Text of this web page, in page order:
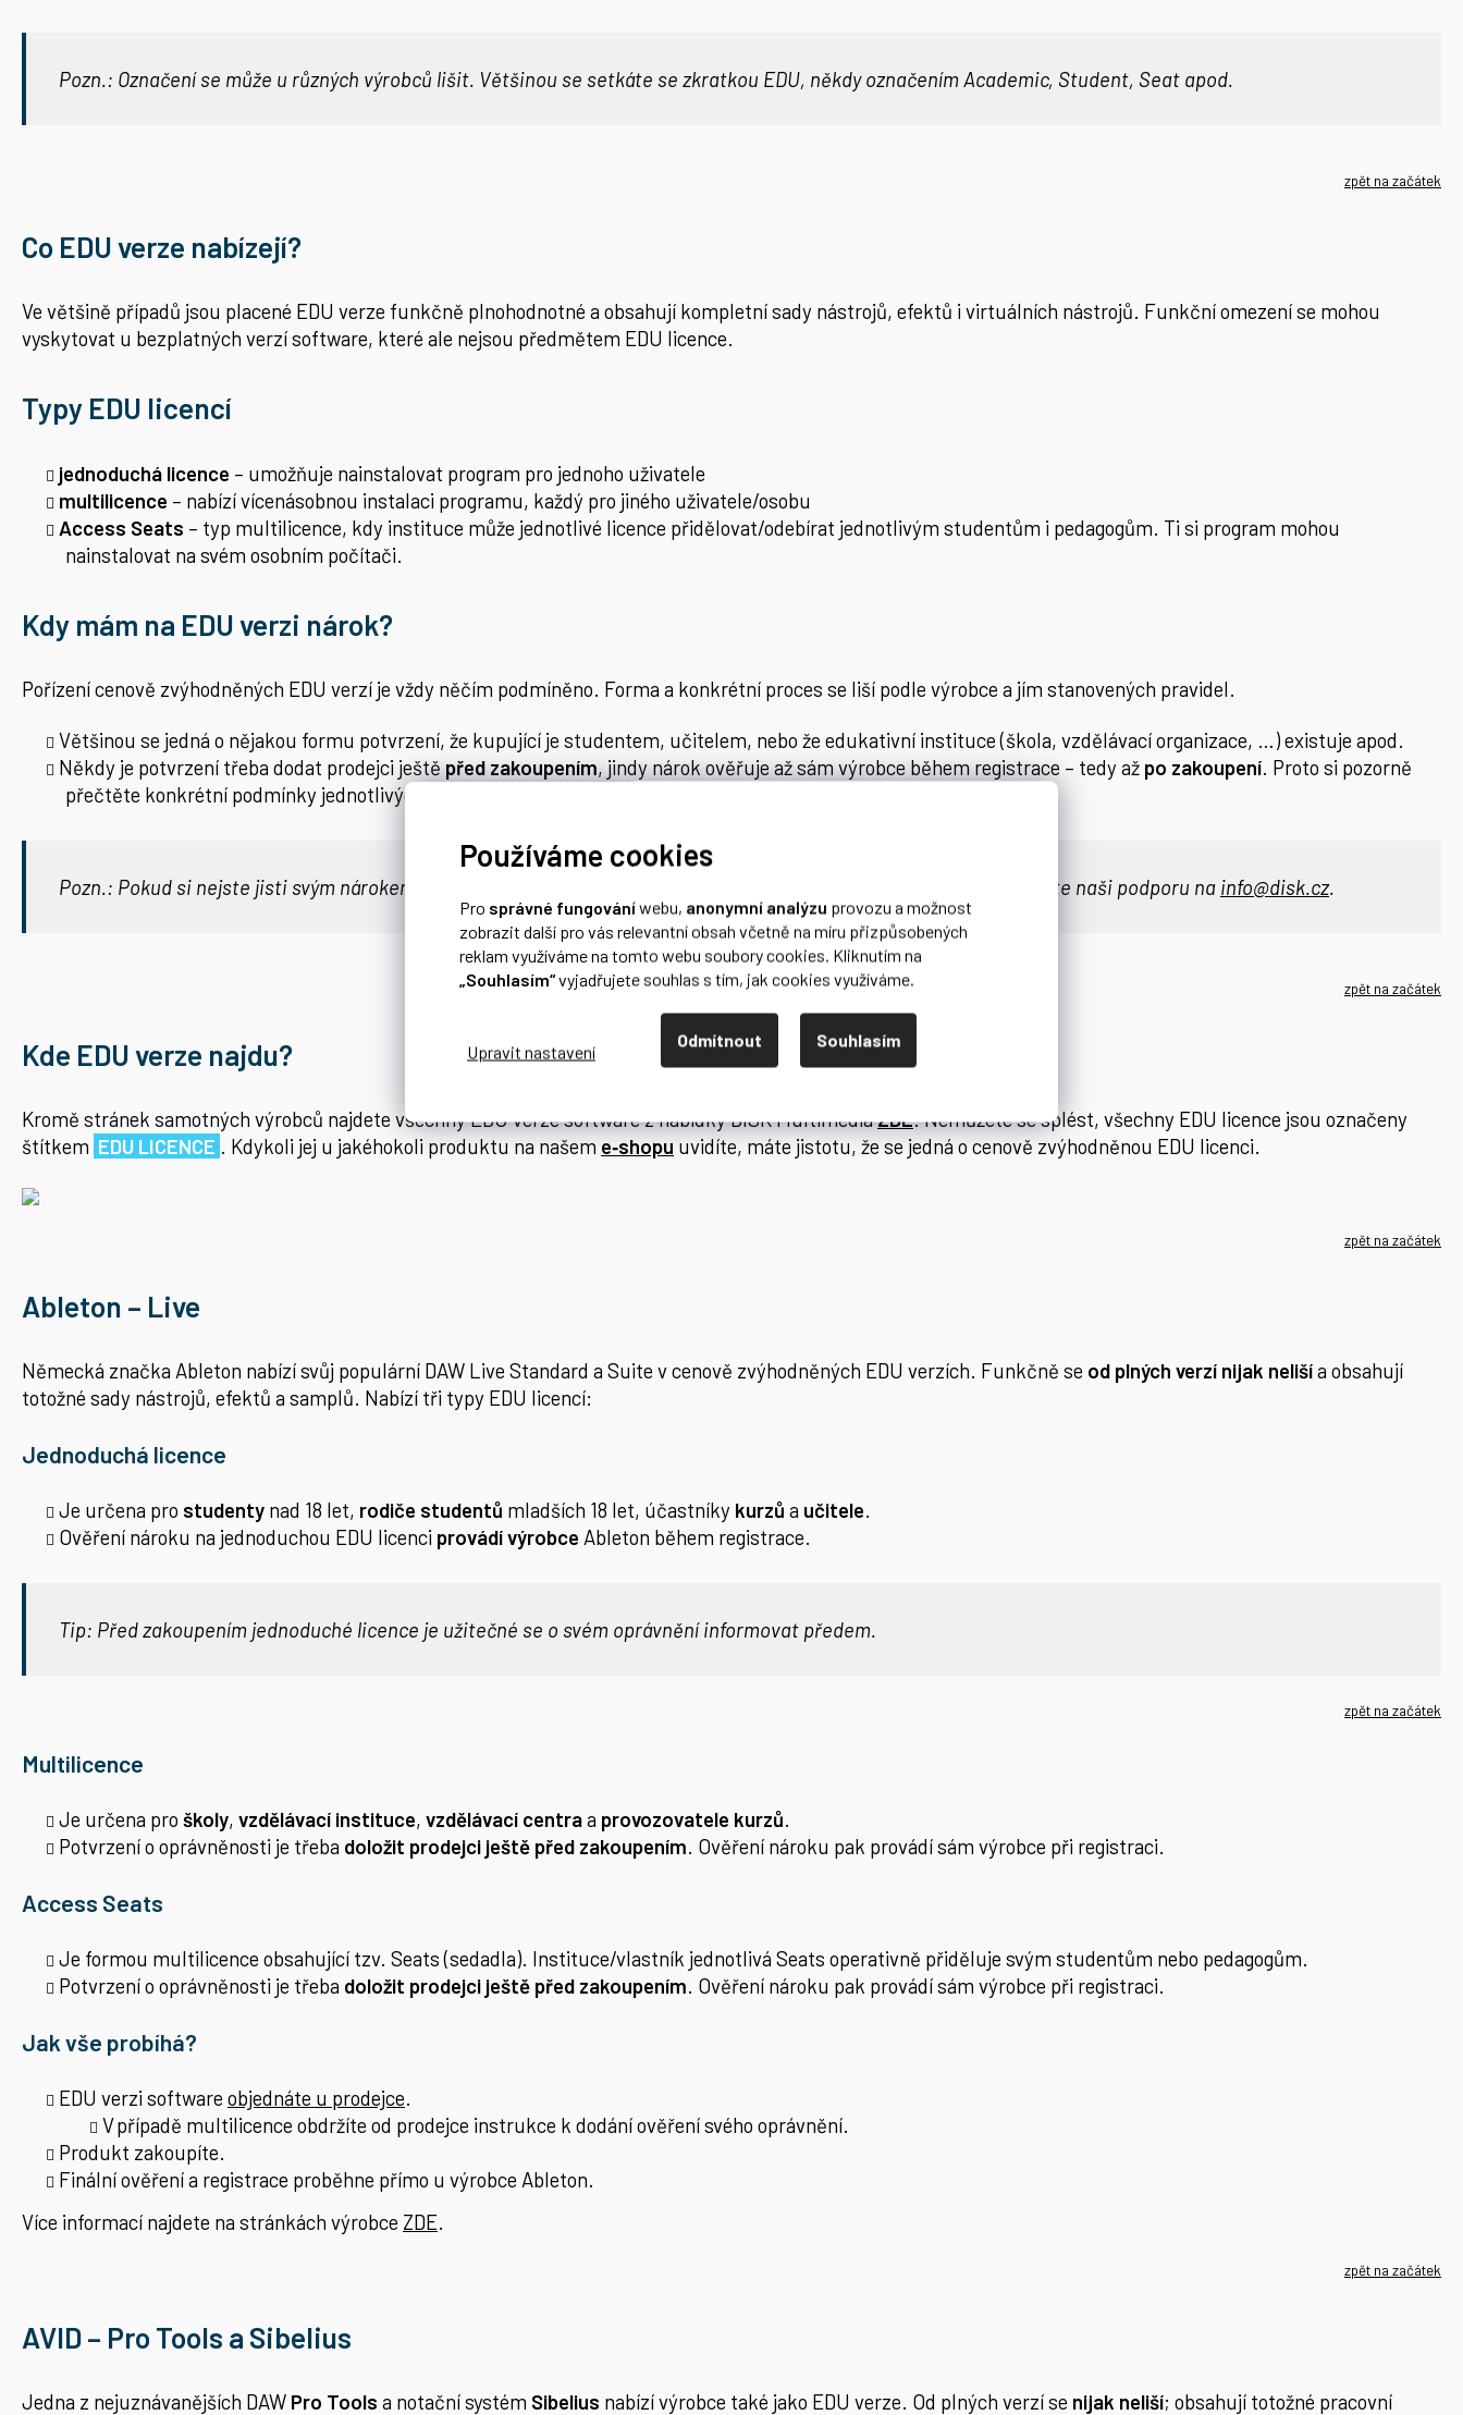
Používáme cookies
Pro správné fungováníwebu, anonymní analýzu provozu a možnost
zobrazit další pro vás relevantní obsah včetně na míru přizpůsobených
reklam využíváme na tomto webu soubory cookies. Kliknutím na
„Souhlasím“vyjadřujete souhlas s tím, jak cookies využíváme.
Odmítnout Souhlasím
Pozn.: Označení se může u různých výrobců lišit. Většinou se setkáte se zkratkou EDU, někdy označením Academic, Student, Seat apod.
zpět na začátek
Co EDU verze nabízejí?
Ve většině případů jsou placené EDU verze funkčně plnohodnotné a obsahují kompletní sady nástrojů, efektů i virtuálních nástrojů. Funkční omezení se mohou
vyskytovat u bezplatných verzí software, které ale nejsou předmětem EDU licence.
Typy EDU licencí
jednoduchá licence – umožňuje nainstalovat program pro jednoho uživatele
multilicence – nabízí vícenásobnou instalaci programu, každý pro jiného uživatele/osobu
Access Seats – typ multilicence, kdy instituce může jednotlivé licence přidělovat/odebírat jednotlivým studentům i pedagogům. Ti si program mohou
nainstalovat na svém osobním počítači.
Kdy mám na EDU verzi nárok?
Pořízení cenově zvýhodněných EDU verzí je vždy něčím podmíněno. Forma a konkrétní proces se liší podle výrobce a jím stanovených pravidel.
Většinou se jedná o nějakou formu potvrzení, že kupující je studentem, učitelem, nebo že edukativní instituce (škola, vzdělávací organizace, …) existuje apod.
Někdy je potvrzení třeba dodat prodejci ještěpřed zakoupením, jindy nárok ověřuje až sám výrobce během registrace – tedy až po zakoupení. Proto si pozorně
přečtěte konkrétní podmínky jednotlivých výrobců a značek v následujících odstavcích.
Pozn.: Pokud si nejste jisti svým nárokem na EDU verzi, při nákupu nepoužívejte a předem kontaktujte naši podporu na info@disk.cz.
zpět na začátek
Kde EDU verze najdu?
Kromě stránek samotných výrobců najdete všechny EDU verze software z nabídky DISK MultimediaZDE. Nemůžete se splést, všechny EDU licence jsou označeny
štítkem EDU LICENCE . Kdykoli jej u jakéhokoli produktu na našem e‑shopu uvidíte, máte jistotu, že se jedná o cenově zvýhodněnou EDU licenci.
zpět na začátek
Ableton – Live
Německá značka Ableton nabízí svůj populární DAW Live Standard a Suite v cenově zvýhodněných EDU verzích. Funkčně se od plných verzí nijak nelišía obsahují
totožné sady nástrojů, efektů a samplů. Nabízí tři typy EDU licencí:
Jednoduchá licence
Je určena pro studenty nad 18 let, rodiče studentů mladších 18 let, účastníky kurzů a učitele.
Ověření nároku na jednoduchou EDU licenci provádí výrobce Ableton během registrace.
Tip: Před zakoupením jednoduché licence je užitečné se o svém oprávnění informovat předem.
zpět na začátek
Multilicence
Je určena pro školy, vzdělávací instituce, vzdělávací centraa provozovatele kurzů.
Potvrzení o oprávněnosti je třeba doložit prodejci ještě před zakoupením. Ověření nároku pak provádí sám výrobce při registraci.
Access Seats
Je formou multilicence obsahující tzv. Seats (sedadla). Instituce/vlastník jednotlivá Seats operativně přiděluje svým studentům nebo pedagogům.
Potvrzení o oprávněnosti je třeba doložit prodejci ještě před zakoupením. Ověření nároku pak provádí sám výrobce při registraci.
Jak vše probíhá?
EDU verzi software objednáte u prodejce.
V případě multilicence obdržíte od prodejce instrukce k dodání ověření svého oprávnění.
Produkt zakoupíte.
Finální ověření a registrace proběhne přímo u výrobce Ableton.
Více informací najdete na stránkách výrobce ZDE.
zpět na začátek
AVID – Pro Tools a Sibelius
Jedna z nejuznávanějších DAW Pro Tools a notační systém Sibelius nabízí výrobce také jako EDU verze. Od plných verzí se nijak neliší; obsahují totožné pracovní